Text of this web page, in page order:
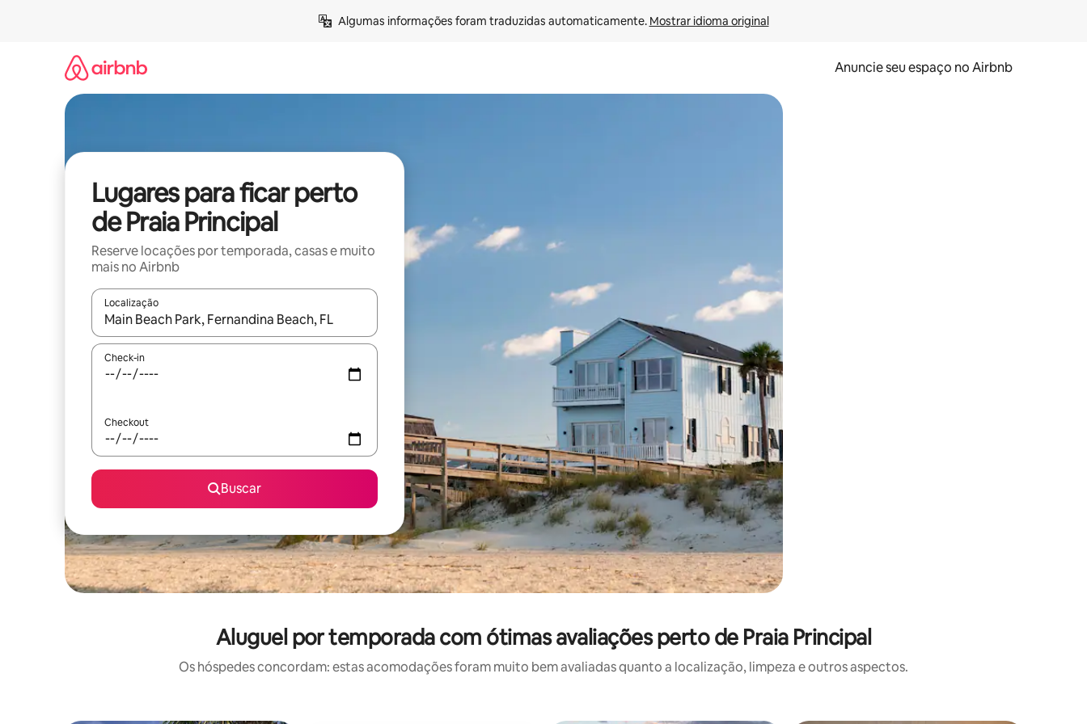
Algumas informações foram traduzidas automaticamente. Mostrar idioma original
Anuncie seu espaço no Airbnb
Lugares para ficar perto
de Praia Principal
Reserve locações por temporada, casas e muito
mais no Airbnb
Localização
Quando os resultados estiverem disponíveis, explore-os usando as seta para cima e para baixo do teclado ou tocando e deslizando o dedo na tela.
Check-in
Checkout
Buscar
Aluguel por temporada com ótimas avaliações perto de Praia Principal
Os hóspedes concordam: estas acomodações foram muito bem avaliadas quanto a localização, limpeza e outros aspectos.